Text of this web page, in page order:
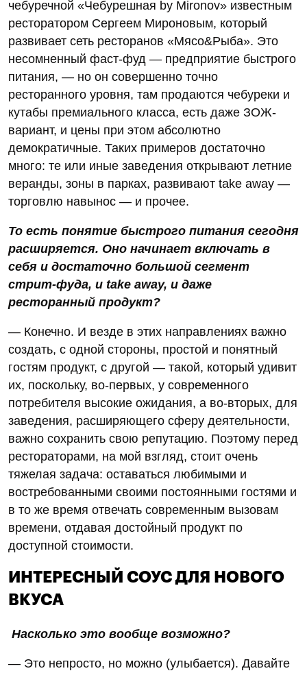
чебуречной «Чебурешная by Mironov» известным
ресторатором Сергеем Мироновым, который
развивает сеть ресторанов «Мясо&Рыба». Это
несомненный фаст-фуд — предприятие быстрого
питания, — но он совершенно точно
ресторанного уровня, там продаются чебуреки и
кутабы премиального класса, есть даже ЗОЖ-
вариант, и цены при этом абсолютно
демократичные. Таких примеров достаточно
много: те или иные заведения открывают летние
веранды, зоны в парках, развивают take away —
торговлю навынос — и прочее.
То есть понятие быстрого питания сегодня
расширяется. Оно начинает включать в
себя и достаточно большой сегмент
стрит-фуда, и take away, и даже
ресторанный продукт?
— Конечно. И везде в этих направлениях важно
создать, с одной стороны, простой и понятный
гостям продукт, с другой — такой, который удивит
их, поскольку, во-первых, у современного
потребителя высокие ожидания, а во-вторых, для
заведения, расширяющего сферу деятельности,
важно сохранить свою репутацию. Поэтому перед
рестораторами, на мой взгляд, стоит очень
тяжелая задача: оставаться любимыми и
востребованными своими постоянными гостями и
в то же время отвечать современным вызовам
времени, отдавая достойный продукт по
доступной стоимости.
ИНТЕРЕСНЫЙ СОУС ДЛЯ НОВОГО
ВКУСА
Насколько это вообще возможно?
— Это непросто, но можно (улыбается). Давайте